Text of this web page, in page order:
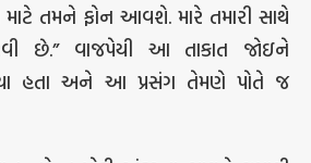
માટે તમને ફોન આવશે. મારે તમારી સાથે
છે.” વાજપેયી આ તાકાત જોઇને
હતા અને આ પ્રસંગ તેમણે પોતે જ